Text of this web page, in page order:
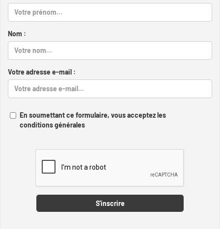
Nom :
Votre adresse e-mail :
En soumettant ce formulaire, vous acceptez les
conditions générales
S'inscrire